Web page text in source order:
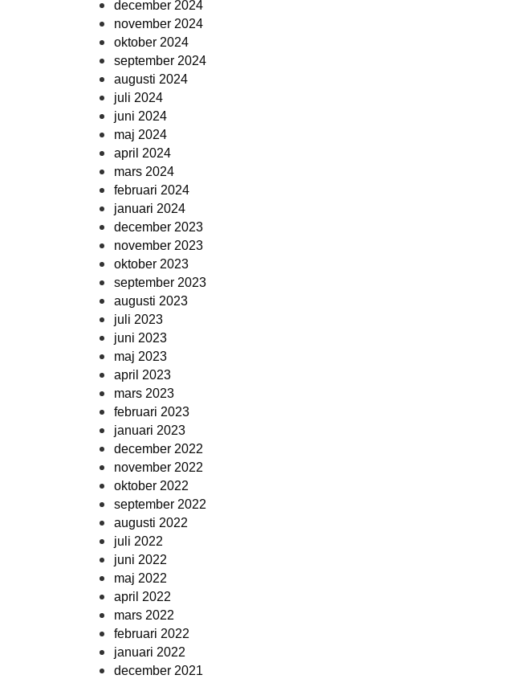
december 2024
november 2024
oktober 2024
september 2024
augusti 2024
juli 2024
juni 2024
maj 2024
april 2024
mars 2024
februari 2024
januari 2024
december 2023
november 2023
oktober 2023
september 2023
augusti 2023
juli 2023
juni 2023
maj 2023
april 2023
mars 2023
februari 2023
januari 2023
december 2022
november 2022
oktober 2022
september 2022
augusti 2022
juli 2022
juni 2022
maj 2022
april 2022
mars 2022
februari 2022
januari 2022
december 2021